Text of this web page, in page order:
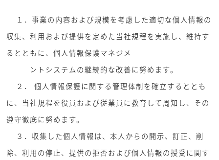
１．事業の内容および規模を考慮した適切な個人情報の
収集、利用および提供を定めた当社規程を実施し、維持す
るとともに、個人情報保護マネジメ
ントシステムの継続的な改善に努めます。
２． 個人情報保護に関する管理体制を確立するととも
に、当社規程を役員および従業員に教育して周知し、その
遵守徹底に努めます。
３．収集した個人情報は、本人からの開示、訂正、削
除、利用の停止、提供の拒否および個人情報の授受に関す